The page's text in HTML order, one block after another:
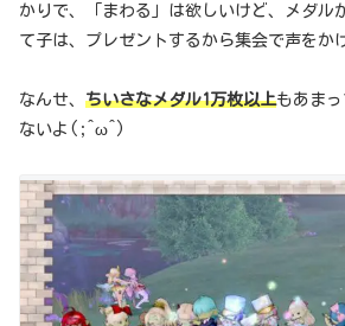
かりで、「まわる」は欲しいけど、メダル
て子は、プレゼントするから集会で声をか
なんせ、 ちいさなメダル1万枚以上もあま
ないよ(;^ω^)